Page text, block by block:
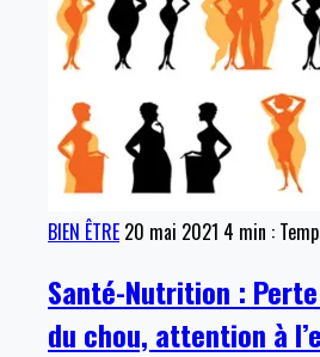
BIEN ÊTRE 20 mai 2021 4 min :
Santé-Nutrition :
du chou, attention à